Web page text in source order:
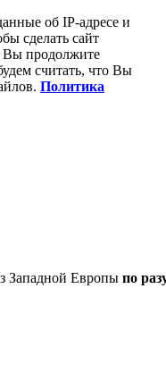
об IP-адресе и
сделать сайт
Вы продолжите
считать, что Вы
Политика
Западной Европы по